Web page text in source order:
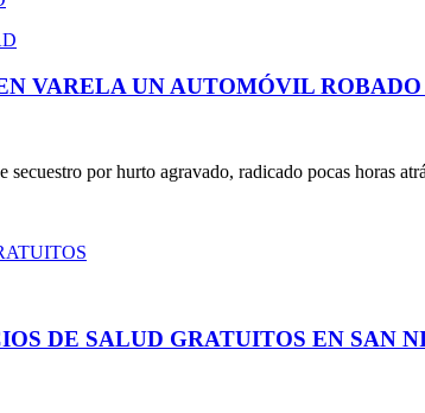
VARELA UN AUTOMÓVIL
secuestro por hurto agravado, radicado pocas horas
DE SALUD GRATUITOS EN SAN